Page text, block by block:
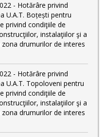
- Hotărâre privind
U.A.T. Boțești pentru
privind condiţiile de
instalaţiilor şi a
drumurilor de interes
- Hotărâre privind
U.A.T. Topoloveni pentru
privind condiţiile de
instalaţiilor şi a
drumurilor de interes